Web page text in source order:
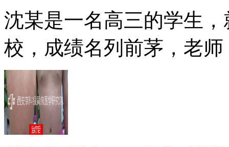
沈某是一名高三的学生
校，成绩名列前茅，老师